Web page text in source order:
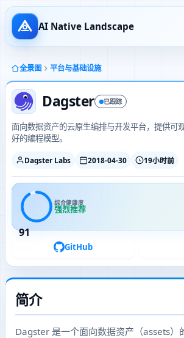
AI Native Landscape
全景图 平台与基础设施
Dagster 已跟踪
面向数据资产的云原生编排与开发平台，提供可
好的编程模型。
Dagster Labs 2018-04-30 19小时前
91
综合健康度
强烈推荐
GitHub
简介
Dagster 是一个面向数据资产（assets）